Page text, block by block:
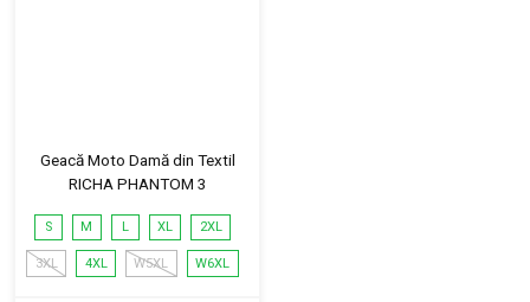
Geacă Moto Damă din Textil
RICHA PHANTOM 3
S M L XL 2XL
3XL 4XL W5XL W6XL